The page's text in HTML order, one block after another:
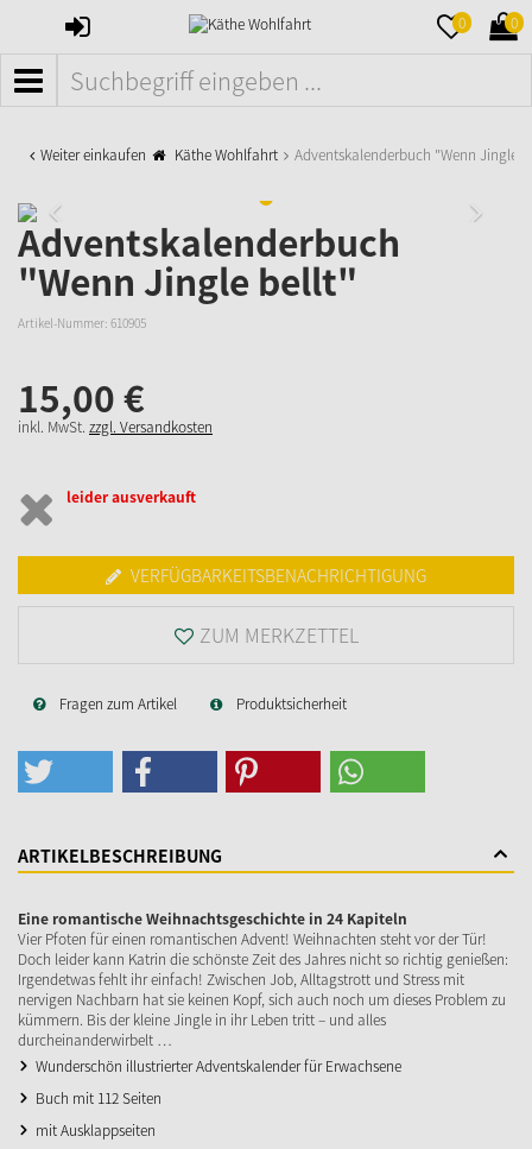
ANMELDEN 0 0
MENÜ
Weiter einkaufen Käthe Wohlfahrt Adventskalenderbuch "Wenn Jingle
Adventskalenderbuch
"Wenn Jingle bellt"
Artikel-Nummer: 610905
15,00€
inkl. MwSt. zzgl. Versandkosten
leider ausverkauft
VERFÜGBARKEITSBENACHRICHTIGUNG
ZUM MERKZETTEL
Fragen zum Artikel Produktsicherheit
ARTIKELBESCHREIBUNG
Eine romantische Weihnachtsgeschichte in 24 Kapiteln
Vier Pfoten für einen romantischen Advent! Weihnachten steht vor der Tür!
Doch leider kann Katrin die schönste Zeit des Jahres nicht so richtig genießen:
Irgendetwas fehlt ihr einfach! Zwischen Job, Alltagstrott und Stress mit
nervigen Nachbarn hat sie keinen Kopf, sich auch noch um dieses Problem zu
kümmern. Bis der kleine Jingle in ihr Leben tritt – und alles
durcheinanderwirbelt …
Wunderschön illustrierter Adventskalender für Erwachsene
Buch mit 112 Seiten
mit Ausklappseiten